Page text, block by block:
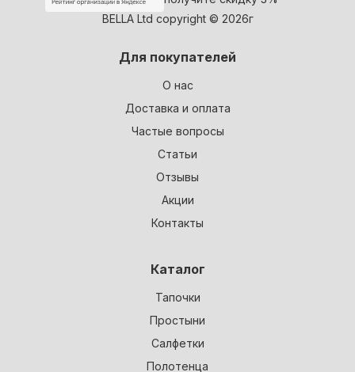
BELLA Ltd copyright © 2026г
Для покупателей
О нас
Доставка и оплата
Частые вопросы
Статьи
Отзывы
Акции
Контакты
Каталог
Тапочки
Простыни
Салфетки
Полотенца